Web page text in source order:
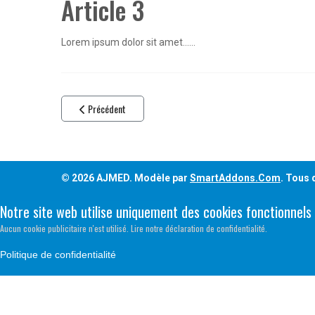
Article 3
Lorem ipsum dolor sit amet......
Article précédent : Article 2
Précédent
© 2026 AJMED. Modèle par SmartAddons.Com. Tous
Notre site web utilise uniquement des cookies fonctionnels
Aucun cookie publicitaire n'est utilisé. Lire notre déclaration de confidentialité.
Politique de confidentialité